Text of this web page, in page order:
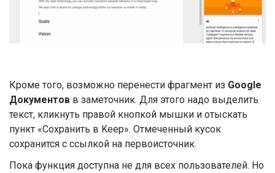
Кроме того, возможно перенести фрагмент из Google
Документов в заметочник. Для этого надо выделить
текст, кликнуть правой кнопкой мышки и отыскать
пункт «Сохранить в Keep». Отмеченный кусок
сохранится с ссылкой на первоисточник.
Пока функция доступна не для всех пользователей. Но